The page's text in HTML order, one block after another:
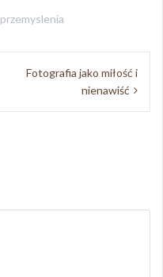
przemyslenia
Fotografia jako miłość i
nienawiść